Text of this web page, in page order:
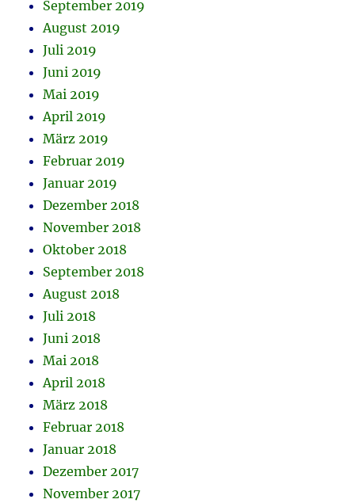
September 2019
August 2019
Juli 2019
Juni 2019
Mai 2019
April 2019
März 2019
Februar 2019
Januar 2019
Dezember 2018
November 2018
Oktober 2018
September 2018
August 2018
Juli 2018
Juni 2018
Mai 2018
April 2018
März 2018
Februar 2018
Januar 2018
Dezember 2017
November 2017